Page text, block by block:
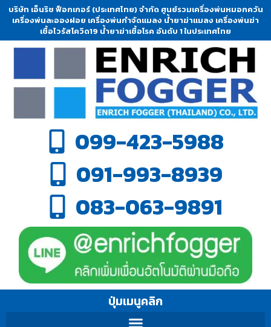
บริษัท เอ็นริช ฟ็อกเกอร์ (ประเทศไทย) จำกัด ศูนย์รวมเครื่องพ่นหมอกควัน
เครื่องพ่นละอองฝอย เครื่องพ่นกำจัดแมลง น้ำยาฆ่าแมลง เครื่องพ่นฆ่า
เชื้อไวรัสโควิด19 น้ำยาฆ่าเชื้อโรค อันดับ 1 ในประเทศไทย
099-423-5988
091-993-8939
083-063-9891
ปุ่มเมนูคลิก